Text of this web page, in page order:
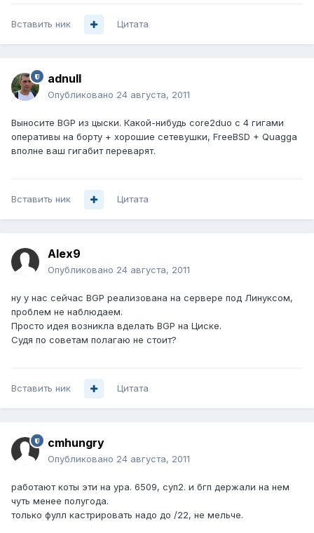
Вставить ник Цитата
adnull
Опубликовано 24 августа, 2011
Выносите BGP из цыски. Какой-нибудь core2duo с 4 гигами
оперативы на борту + хорошие сетевушки, FreeBSD + Quagga
вполне ваш гигабит переварят.
Вставить ник Цитата
Alex9
Опубликовано 24 августа, 2011
ну у нас сейчас BGP реализована на сервере под Линуксом,
проблем не наблюдаем.
Просто идея возникла вделать BGP на Циске.
Судя по советам полагаю не стоит?
Вставить ник Цитата
cmhungry
Опубликовано 24 августа, 2011
работают коты эти на ура. 6509, суп2. и бгп держали на нем
чуть менее полугода.
только фулл кастрировать надо до /22, не мельче.